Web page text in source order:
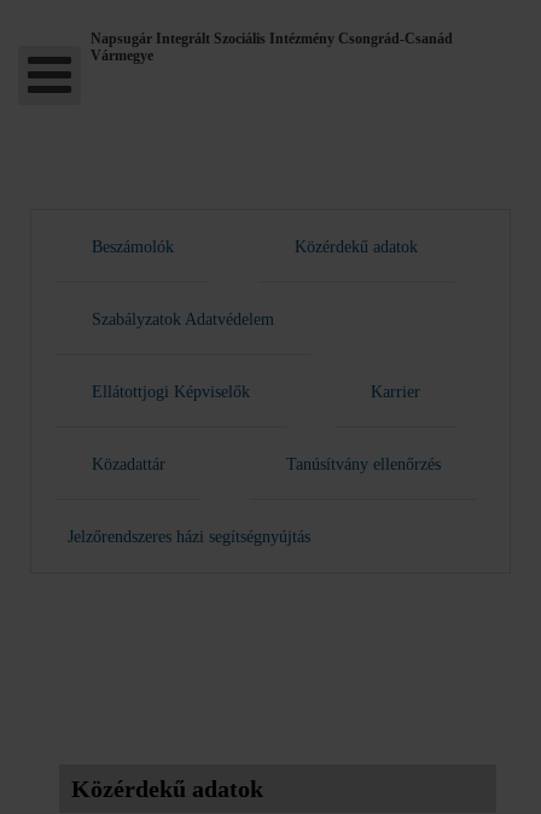
Napsugár Integrált Szociális Intézmény Csongrád-Csanád
Vármegye
Beszámolók Közérdekű adatok
Szabályzatok Adatvédelem
Ellátottjogi Képviselők Karrier
Közadattár Tanúsítvány ellenőrzés
Jelzőrendszeres házi segítségnyújtás
Közérdekű adatok